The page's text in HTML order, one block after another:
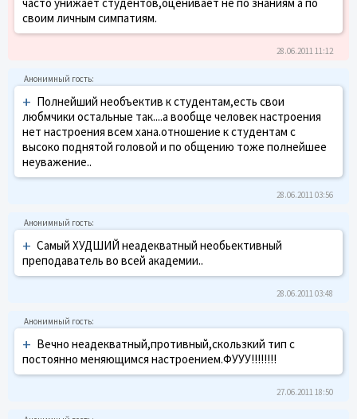
своим личным симпатиям.
28.06.2011 11:12
+ Полнейший необъектив к студентам,есть свои
любмчики остальные так....а вообще человек настроения
нет настроения всем хана.отношение к студентам с
высоко поднятой головой и по общению тоже полнейшее
неуважение..
28.06.2011 03:56
+ Самый ХУДШИЙ неадекватный необьективный
преподаватель во всей академии..
28.06.2011 03:48
+ Вечно неадекватный,противный,скользкий тип с
постоянно меняющимся настроением.ФУУУ!!!!!!!!
27.06.2011 18:50